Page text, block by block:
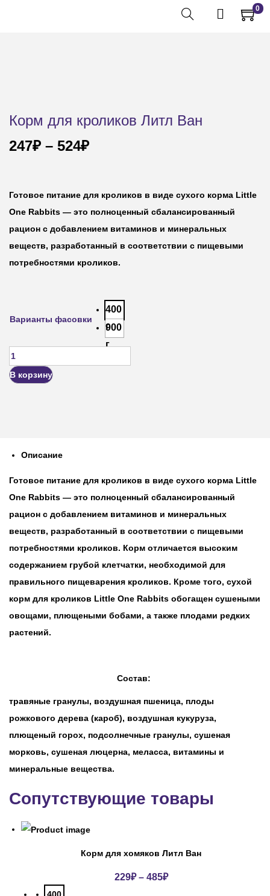
0
Корм для кроликов Литл Ван
247₽ – 524₽
Готовое питание для кроликов в виде сухого корма Little
One Rabbits — это полноценный сбалансированный
рацион с добавлением витаминов и минеральных
веществ, разработанный в соответствии с пищевыми
потребностями кроликов.
Варианты фасовки
400
г
900
г
В корзину
Описание
Готовое питание для кроликов в виде сухого корма Little
One Rabbits — это полноценный сбалансированный
рацион с добавлением витаминов и минеральных
веществ, разработанный в соответствии с пищевыми
потребностями кроликов. Корм отличается высоким
содержанием грубой клетчатки, необходимой для
правильного пищеварения кроликов. Кроме того, сухой
корм для кроликов Little One Rabbits обогащен сушеными
овощами, плющеными бобами, а также плодами редких
растений.
Состав:
травяные гранулы, воздушная пшеница, плоды
рожкового дерева (кароб), воздушная кукуруза,
плющеный горох, подсолнечные гранулы, сушеная
морковь, сушеная люцерна, меласса, витамины и
минеральные вещества.
Сопутствующие товары
Корм для хомяков Литл Ван
229₽– 485₽